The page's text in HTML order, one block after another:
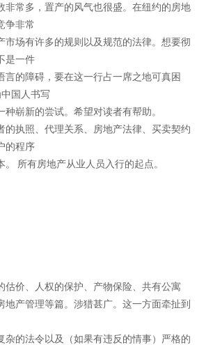
非常多，置产的风气也很盛。在纽约的房地
争非常
市场有许多的规则以及规范的法律。想要彻
是一件
言的障碍，要在这一行占一席之地可真困
国人书写
崭新的尝试。希望对读者有帮助。
的执照、代理关系、房地产法律、买卖契约
的程序
所有房地产从业人员入行的起点。
估价、人权的保护、产物保险、共有公寓
地产管理等篇。涉猎甚广。这一方面牵扯到
杂的法令以及（如果有违反的情事）严格的